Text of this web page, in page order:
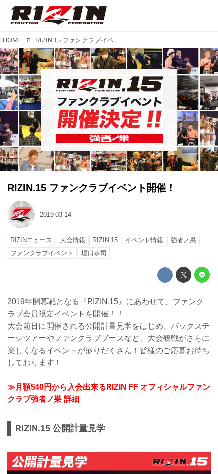
HOME RIZIN.15 ファンクラブイベント開催！
RIZIN.15 ファンクラブイベント開催！
2019-03-14
RIZINニュース 大会情報 RIZIN.15 イベント情報
強者ノ巣
ファンクラブイベント
堀口恭司
2019年開幕戦となる『RIZIN.15』にあわせて、ファンク
ラブ会員限定イベントを開催！！
大会前日に開催される公開計量見学をはじめ、バックステ
ージツアーやファンクラブブースなど、大会観戦がさらに
楽しくなるイベントが盛りだくさん！皆様のご応募お待ち
しております！
≫月額540円から入会出来るRIZIN FF オフィシャルファン
クラブ強者ノ巣 詳細
RIZIN.15 公開計量見学